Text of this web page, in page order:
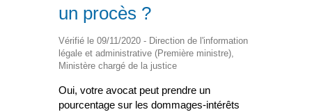
un procès ?
Vérifié le 09/11/2020 - Direction de l'information
légale et administrative (Première ministre),
Ministère chargé de la justice
Oui, votre avocat peut prendre un
pourcentage sur les dommages-intérêts